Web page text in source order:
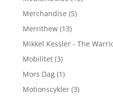
Merchandise (5)
Merrithew (13)
Mikkel Kessler - The
Mobilitet (3)
Mors Dag (1)
Motionscykler (3)